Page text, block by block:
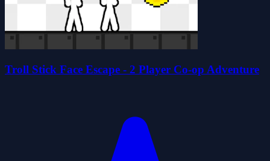
Troll Stick Face Escape - 2 Player Co-op Adventure